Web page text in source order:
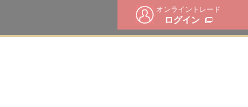
オンライントレード
ログイン